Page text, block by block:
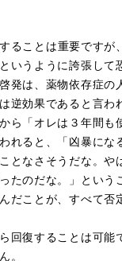
ることは重要ですが
いうように誇張して
発は、薬物依存症の
逆効果であると言わ
ら「オレは３年間も
れると、「凶暴にな
となさそうだな。や
たのだな。」という
だことが、すべて否
回復することは可能
。